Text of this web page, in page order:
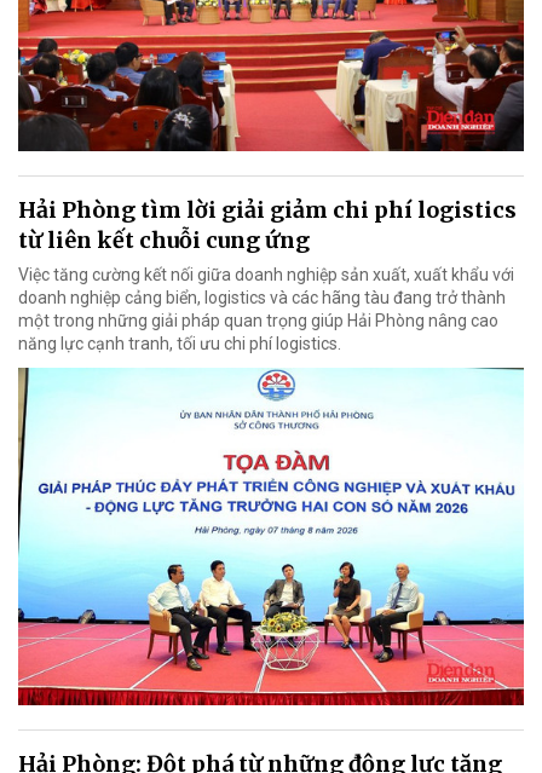
Hải Phòng tìm lời giải giảm chi phí logistics
từ liên kết chuỗi cung ứng
Việc tăng cường kết nối giữa doanh nghiệp sản xuất, xuất khẩu với
doanh nghiệp cảng biển, logistics và các hãng tàu đang trở thành
một trong những giải pháp quan trọng giúp Hải Phòng nâng cao
năng lực cạnh tranh, tối ưu chi phí logistics.
Hải Phòng: Đột phá từ những động lực tăng